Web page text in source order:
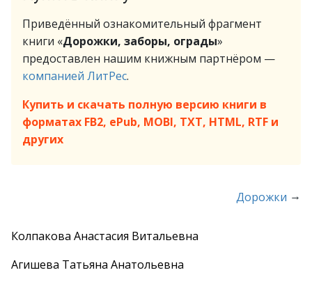
Приведённый ознакомительный фрагмент
книги «Дорожки, заборы, ограды»
предоставлен нашим книжным партнёром —
компанией ЛитРес.
Купить и скачать полную версию книги в
форматах FB2, ePub, MOBI, TXT, HTML, RTF и
других
Дорожки →
Колпакова Анастасия Витальевна
Агишева Татьяна Анатольевна